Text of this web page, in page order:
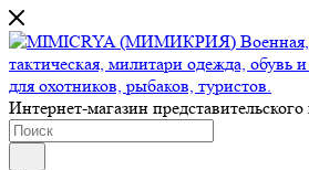
Интернет-магазин представительского